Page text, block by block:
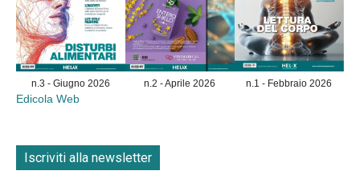
n.3 - Giugno 2026 n.2 - Aprile 2026 n.1 - Febbraio 2026
Edicola Web
Iscriviti alla newsletter